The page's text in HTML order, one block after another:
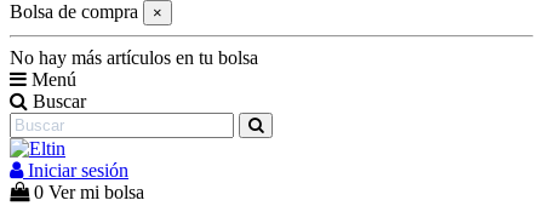
Bolsa de compra
×
No hay más artículos en tu bolsa
Menú
Buscar
Iniciar sesión
0 Ver mi bolsa